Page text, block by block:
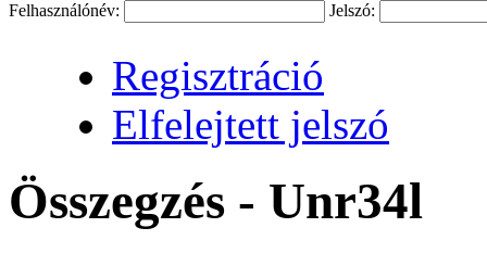
Felhasználónév: Jelszó:
Regisztráció
Elfelejtett jelszó
Összegzés - Unr34l